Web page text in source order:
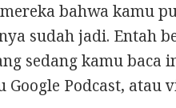
bahwa kamu
sudah jadi. Entah
sedang kamu baca
Podcast, atau